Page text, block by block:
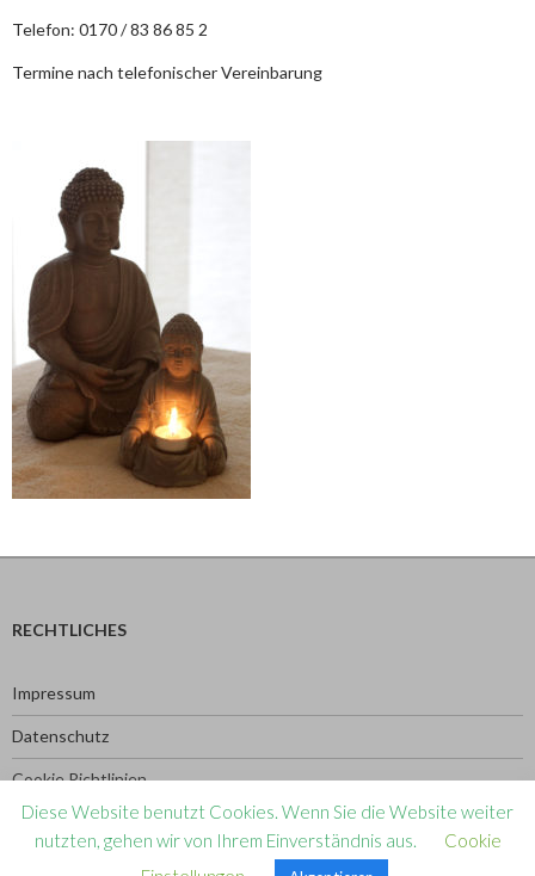
Telefon: 0170 / 83 86 85 2
Termine nach telefonischer Vereinbarung
RECHTLICHES
Impressum
Datenschutz
Cookie Richtlinien
Diese Website benutzt Cookies. Wenn Sie die Website weiter
nutzten, gehen wir von Ihrem Einverständnis aus.
Cookie